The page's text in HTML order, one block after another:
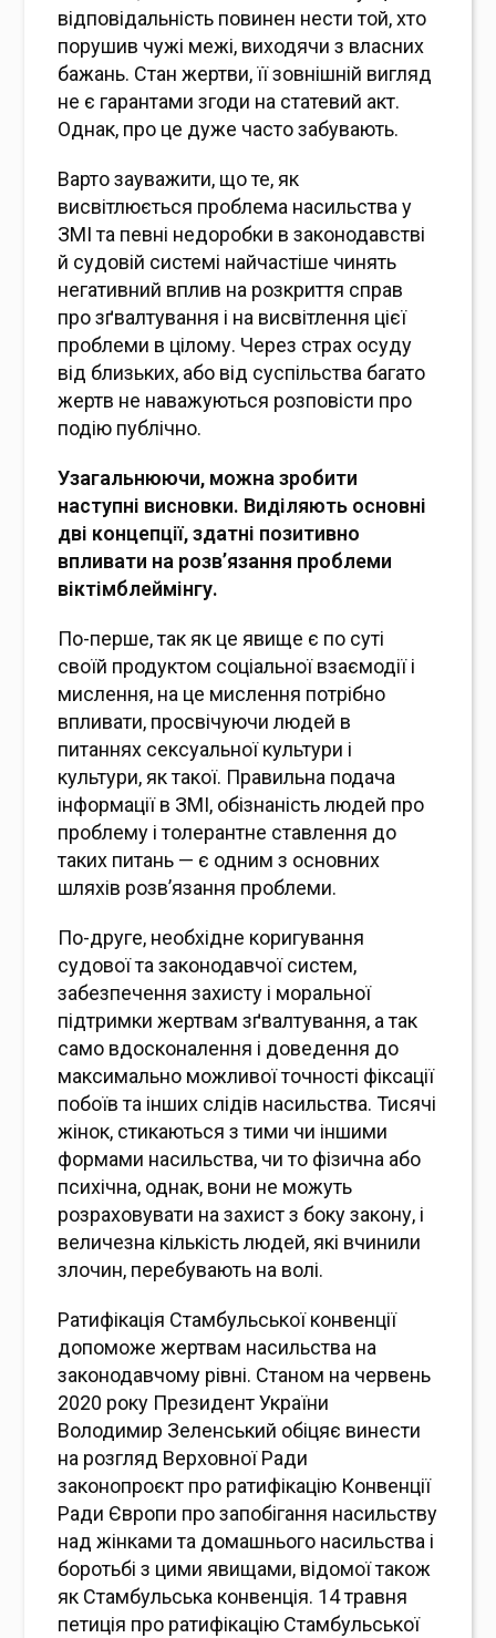
відповідальність повинен нести той, хто
порушив чужі межі, виходячи з власних
бажань. Стан жертви, її зовнішній вигляд
не є гарантами згоди на статевий акт.
Однак, про це дуже часто забувають.
Варто зауважити, що те, як
висвітлюється проблема насильства у
ЗМІ та певні недоробки в законодавстві
й судовій системі найчастіше чинять
негативний вплив на розкриття справ
про зґвалтування і на висвітлення цієї
проблеми в цілому. Через страх осуду
від близьких, або від суспільства багато
жертв не наважуються розповісти про
подію публічно.
Узагальнюючи, можна зробити
наступні висновки. Виділяють основні
дві концепції, здатні позитивно
впливати на розв’язання проблеми
віктімблеймінгу.
По-перше, так як це явище є по суті
своїй продуктом соціальної взаємодії і
мислення, на це мислення потрібно
впливати, просвічуючи людей в
питаннях сексуальної культури і
культури, як такої. Правильна подача
інформації в ЗМІ, обізнаність людей про
проблему і толерантне ставлення до
таких питань — є одним з основних
шляхів розв’язання проблеми.
По-друге, необхідне коригування
судової та законодавчої систем,
забезпечення захисту і моральної
підтримки жертвам зґвалтування, а так
само вдосконалення і доведення до
максимально можливої точності фіксації
побоїв та інших слідів насильства. Тисячі
жінок, стикаються з тими чи іншими
формами насильства, чи то фізична або
психічна, однак, вони не можуть
розраховувати на захист з боку закону, і
величезна кількість людей, які вчинили
злочин, перебувають на волі.
Ратифікація Стамбульської конвенції
допоможе жертвам насильства на
законодавчому рівні. Станом на червень
2020 року Президент України
Володимир Зеленський обіцяє винести
на розгляд Верховної Ради
законопроєкт про ратифікацію Конвенції
Ради Європи про запобігання насильству
над жінками та домашнього насильства і
боротьбі з цими явищами, відомої також
як Стамбульська конвенція. 14 травня
петиція про ратифікацію Стамбульської